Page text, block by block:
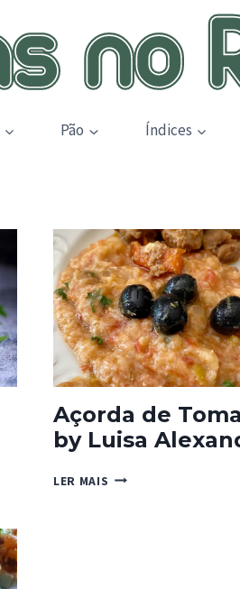
Pão Índices
Açorda de
by Luisa
LER MAIS AÇORDA